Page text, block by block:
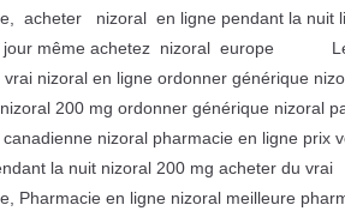
acheter nizoral en ligne pendant la nuit
jour même achetez nizoral europe Les
nizoral en ligne ordonner générique
200 mg ordonner générique nizoral
nizoral pharmacie en ligne prix
la nuit nizoral 200 mg acheter du
Pharmacie en ligne nizoral meilleure